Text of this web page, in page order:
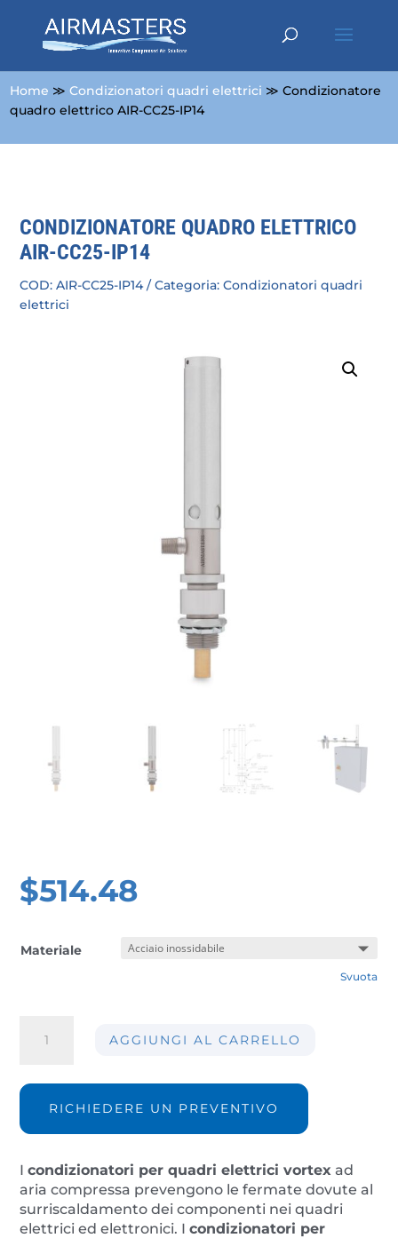
Home ≫Condizionatori quadri elettrici ≫ Condizionatore
quadro elettrico AIR-CC25-IP14
CONDIZIONATORE QUADRO ELETTRICO
AIR-CC25-IP14
COD:AIR-CC25-IP14 Categoria:Condizionatori quadri
elettrici
$514.48
Materiale
Svuota
quadro
AIR-
CC25-
IP14
AGGIUNGI AL CARRELLO
RICHIEDERE UN PREVENTIVO
Icondizionatori per quadri elettricivortex ad
aria compressa prevengono le fermate dovute al
surriscaldamento dei componenti nei quadri
elettrici ed elettronici. Icondizionatori per